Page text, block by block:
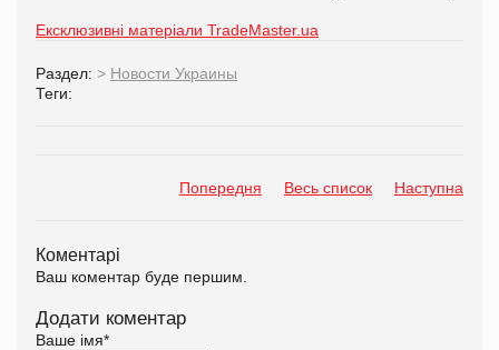
Ексклюзивні матеріали TradeMaster.ua
Раздел: > Новости Украины
Теги:
Попередня Весь список Наступна
Коментарі
Ваш коментар буде першим.
Додати коментар
Ваше імя*